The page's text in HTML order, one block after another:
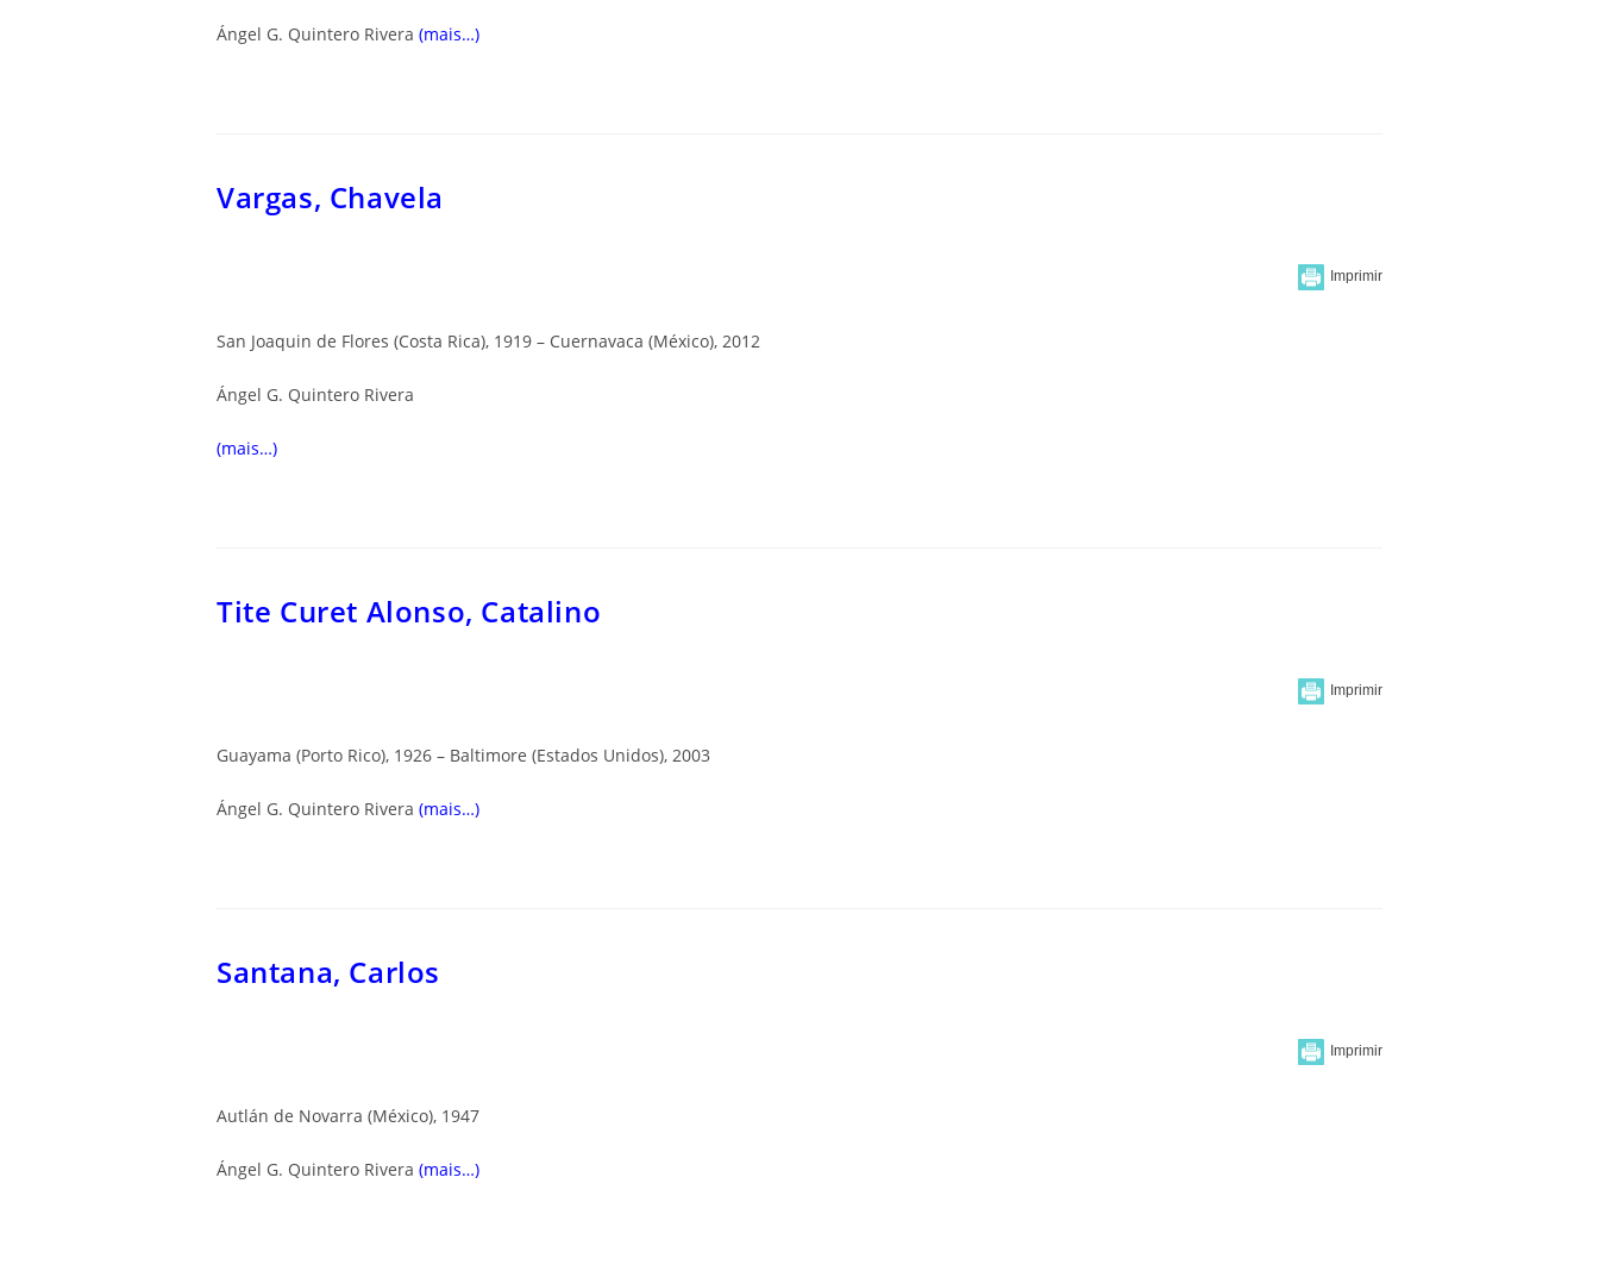
Ángel G. Quintero Rivera (mais…)
Vargas, Chavela
San Joaquin de Flores (Costa Rica), 1919 – Cuernavaca (México), 2012
Ángel G. Quintero Rivera
(mais…)
Tite Curet Alonso, Catalino
Guayama (Porto Rico), 1926 – Baltimore (Estados Unidos), 2003
Ángel G. Quintero Rivera (mais…)
Santana, Carlos
Autlán de Novarra (México), 1947
Ángel G. Quintero Rivera (mais…)